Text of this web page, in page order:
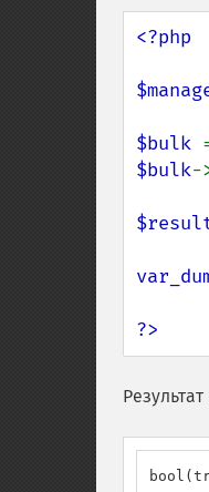
<?php
$bulk
$bulk-
?>